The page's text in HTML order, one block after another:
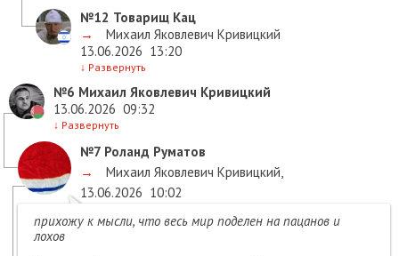
№12 Товарищ Кац
→
Михаил Яковлевич Кривицкий
13.06.2026 13:20
↓ Развернуть
№6 Михаил Яковлевич Кривицкий
13.06.2026 09:32
↓ Развернуть
№7 Роланд Руматов
→
Михаил Яковлевич Кривицкий,
13.06.2026 10:02
прихожу к мысли, что весь мир поделен на пацанов и
лохов